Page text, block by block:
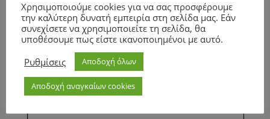
Χρησιμοποιούμε cookies για να σας προσφέρουμε
την καλύτερη δυνατή εμπειρία στη σελίδα μας. Εάν
συνεχίσετε να χρησιμοποιείτε τη σελίδα, θα
υποθέσουμε πως είστε ικανοποιημένοι με αυτό.
Ρυθμίσεις
Αποδοχή όλων
Αποδοχή αναγκαίων cookies